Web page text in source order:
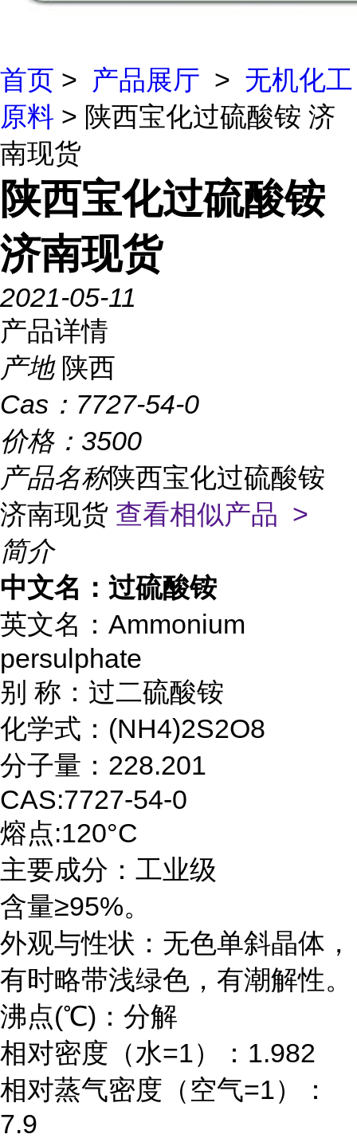
首页 > 产品展厅 > 无机化工
原料 > 陕西宝化过硫酸铵 济
南现货
陕西宝化过硫酸铵
济南现货
2021-05-11
产品详情
产地 陕西
Cas： 7727-54-0
价格： 3500
产品名称陕西宝化过硫酸铵
济南现货 查看相似产品 >
简介
中文名：过硫酸铵
英文名： Ammonium
persulphate
别 称：过二硫酸铵
化学式： (NH4)2S2O8
分子量： 228.201
CAS:7727-54-0
熔点:120°C
主要成分：工业级
含量≥95%。
外观与性状：无色单斜晶体，
有时略带浅绿色，有潮解性。
沸点(℃) ：分解
相对密度（水=1）： 1.982
相对蒸气密度（空气=1）：
7.9